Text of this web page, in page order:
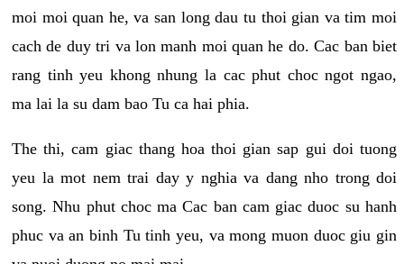
moi moi quan he, va san long dau tu thoi gian va tim moi
cach de duy tri va lon manh moi quan he do. Cac ban biet
rang tinh yeu khong nhung la cac phut choc ngot ngao,
ma lai la su dam bao Tu ca hai phia.
The thi, cam giac thang hoa thoi gian sap gui doi tuong
yeu la mot nem trai day y nghia va dang nho trong doi
song. Nhu phut choc ma Cac ban cam giac duoc su hanh
phuc va an binh Tu tinh yeu, va mong muon duoc giu gin